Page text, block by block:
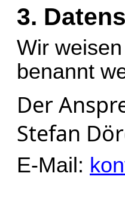
3.
Wir
benannt
Der
Stefan
E-Mail: